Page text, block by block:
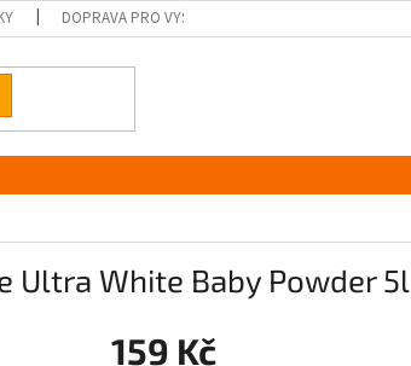
DOPRAVA PRO VYŠKOV
Ultra White Baby Powder 5l
159 Kč